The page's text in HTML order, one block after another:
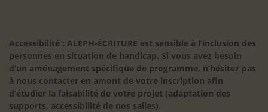
Accessibilité : ALEPH-ÉCRITURE est sensible à l’inclusion des
personnes en situation de handicap. Si vous avez besoin
d’un aménagement spécifique de programme, n’hésitez pas
à nous contacter en amont de votre inscription afin
d’étudier la faisabilité de votre projet (adaptation des
supports, accessibilité de nos salles).